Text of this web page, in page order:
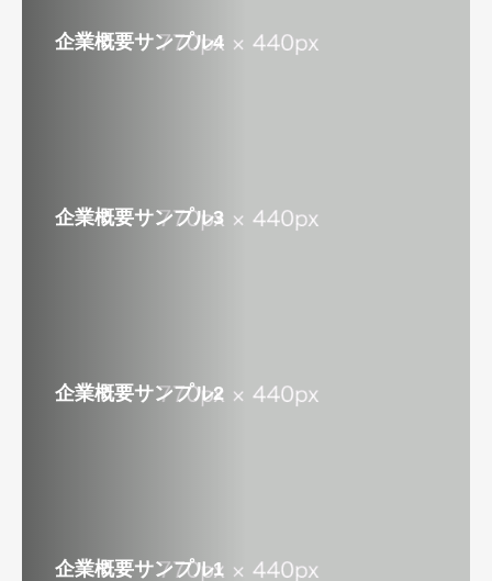
企業概要サンプル4
企業概要サンプル3
企業概要サンプル2
企業概要サンプル1